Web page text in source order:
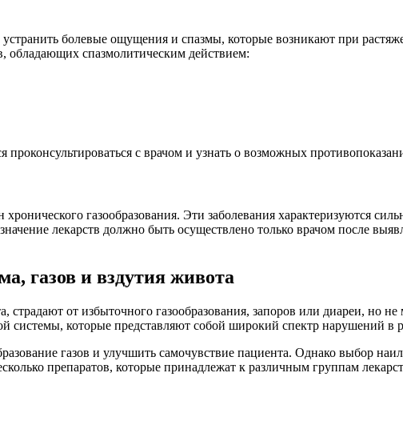
болевые ощущения и спазмы, которые возникают при
обладающих спазмолитическим действием:
с врачом и узнать о возможных
газообразования. Эти заболевания характеризуются
лекарств должно быть осуществлено только врачом после
газов и вздутия живота
от избыточного газообразования, запоров или диареи, но не
которые представляют собой широкий спектр нарушений в
газов и улучшить самочувствие пациента. Однако выбор
препаратов, которые принадлежат к различным группам